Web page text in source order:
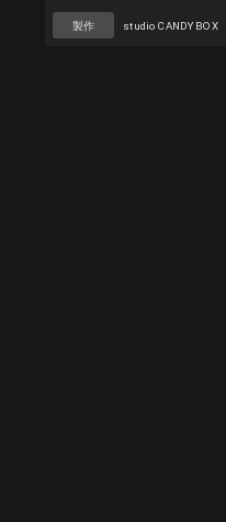
製作 studio CANDY BOX